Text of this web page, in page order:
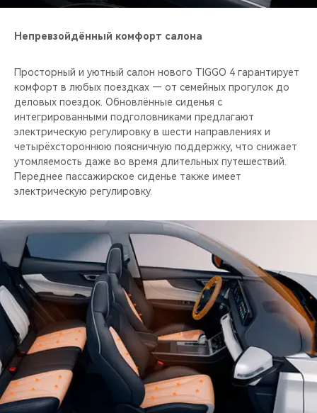
Непревзойдённый комфорт салона
Просторный и уютный салон нового TIGGO 4 гарантирует
комфорт в любых поездках — от семейных прогулок до
деловых поездок. Обновлённые сиденья с
интегрированными подголовниками предлагают
электрическую регулировку в шести направлениях и
четырёхстороннюю поясничную поддержку, что снижает
утомляемость даже во время длительных путешествий.
Переднее пассажирское сиденье также имеет
электрическую регулировку.